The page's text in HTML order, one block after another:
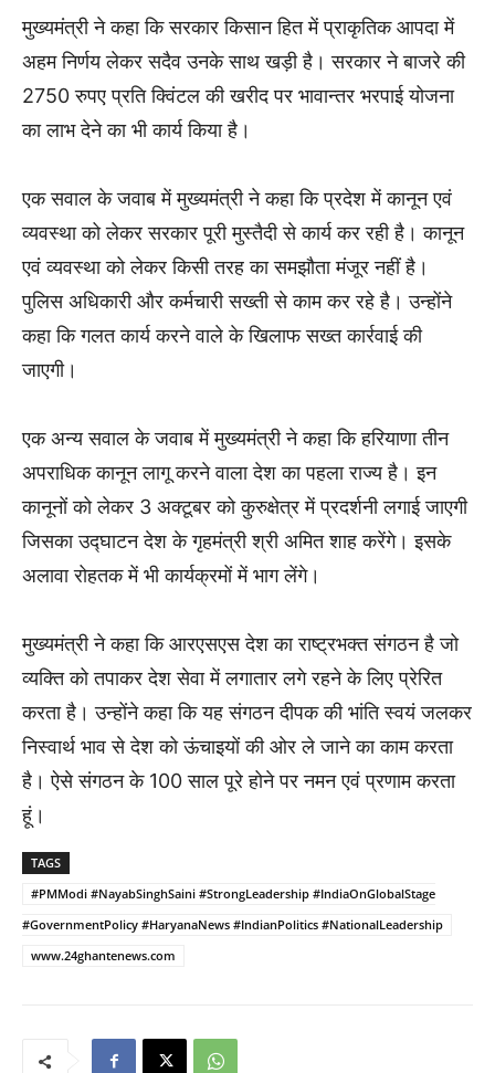
मुख्यमंत्री ने कहा कि सरकार किसान हित में प्राकृतिक आपदा में
अहम निर्णय लेकर सदैव उनके साथ खड़ी है। सरकार ने बाजरे की
2750 रुपए प्रति क्विंटल की खरीद पर भावान्तर भरपाई योजना
का लाभ देने का भी कार्य किया है।
एक सवाल के जवाब में मुख्यमंत्री ने कहा कि प्रदेश में कानून एवं
व्यवस्था को लेकर सरकार पूरी मुस्तैदी से कार्य कर रही है। कानून
एवं व्यवस्था को लेकर किसी तरह का समझौता मंजूर नहीं है।
पुलिस अधिकारी और कर्मचारी सख्ती से काम कर रहे है। उन्होंने
कहा कि गलत कार्य करने वाले के खिलाफ सख्त कार्रवाई की
जाएगी।
एक अन्य सवाल के जवाब में मुख्यमंत्री ने कहा कि हरियाणा तीन
अपराधिक कानून लागू करने वाला देश का पहला राज्य है। इन
कानूनों को लेकर 3 अक्टूबर को कुरुक्षेत्र में प्रदर्शनी लगाई जाएगी
जिसका उद्घाटन देश के गृहमंत्री श्री अमित शाह करेंगे। इसके
अलावा रोहतक में भी कार्यक्रमों में भाग लेंगे।
मुख्यमंत्री ने कहा कि आरएसएस देश का राष्ट्रभक्त संगठन है जो
व्यक्ति को तपाकर देश सेवा में लगातार लगे रहने के लिए प्रेरित
करता है। उन्होंने कहा कि यह संगठन दीपक की भांति स्वयं जलकर
निस्वार्थ भाव से देश को ऊंचाइयों की ओर ले जाने का काम करता
है। ऐसे संगठन के 100 साल पूरे होने पर नमन एवं प्रणाम करता
हूं।
TAGS
#PMModi #NayabSinghSaini #StrongLeadership #IndiaOnGlobalStage
#GovernmentPolicy #HaryanaNews #IndianPolitics #NationalLeadership
www.24ghantenews.com